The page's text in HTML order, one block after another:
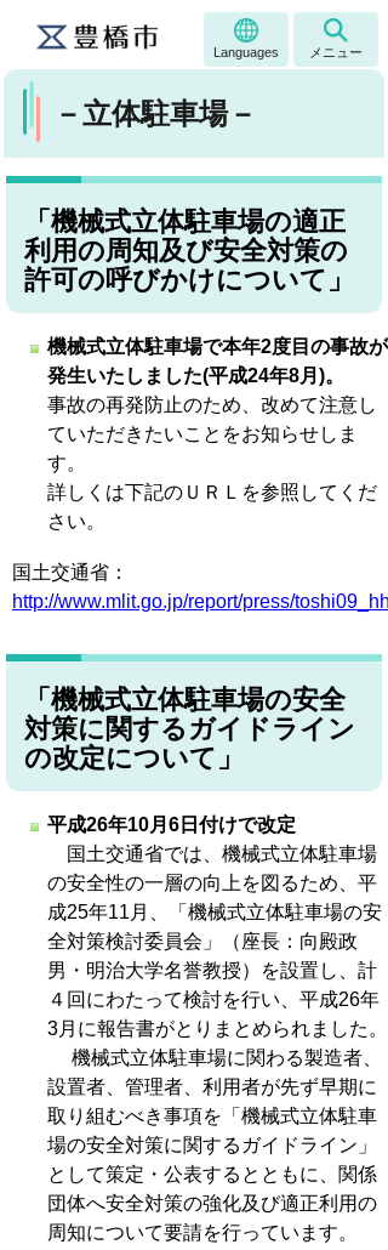
Languages メニュー
－立体駐車場－
「機械式立体駐車場の適正
利用の周知及び安全対策の
許可の呼びかけについて」
機械式立体駐車場で本年2度目の事故が
発生いたしました(平成24年8月)。
事故の再発防止のため、改めて注意し
ていただきたいことをお知らせしま
す。
詳しくは下記のＵＲＬを参照してくだ
さい。
国土交通省：
http://www.mlit.go.jp/report/press/
「機械式立体駐車場の安全
対策に関するガイドライン
の改定について」
平成26年10月6日付けで改定
国土交通省では、機械式立体駐車場
の安全性の一層の向上を図るため、平
成25年11月、「機械式立体駐車場の安
全対策検討委員会」（座長：向殿政
男・明治大学名誉教授）を設置し、計
４回にわたって検討を行い、平成26年
3月に報告書がとりまとめられました。
機械式立体駐車場に関わる製造者、
設置者、管理者、利用者が先ず早期に
取り組むべき事項を「機械式立体駐車
場の安全対策に関するガイドライン」
として策定・公表するとともに、関係
団体へ安全対策の強化及び適正利用の
周知について要請を行っています。